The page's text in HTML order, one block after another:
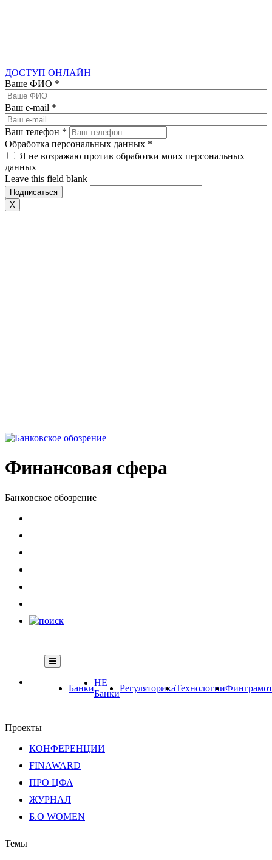
ДОСТУП ОНЛАЙН
Ваше ФИО *
Ваш e-mail *
Ваш телефон *
Обработка персональных данных *
Я не возражаю против обработки моих персональных
данных
Leave this field blank
X
Финансовая сфера
Банковское обозрение
Банки
НЕ
Банки
РегуляторикаТехнологии
Проекты
КОНФЕРЕНЦИИ
FINAWARD
ПРО ЦФА
ЖУРНАЛ
Б.О WOMEN
Темы